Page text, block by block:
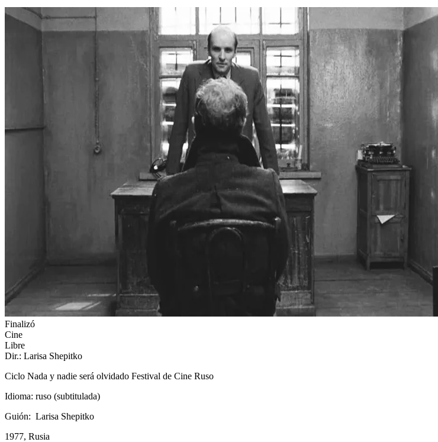
Finalizó
Cine
Libre
Dir.: Larisa Shepitko
Ciclo Nada y nadie será olvidado Festival de Cine Ruso
Idioma: ruso (subtitulada)
Guión: Larisa Shepitko
1977, Rusia